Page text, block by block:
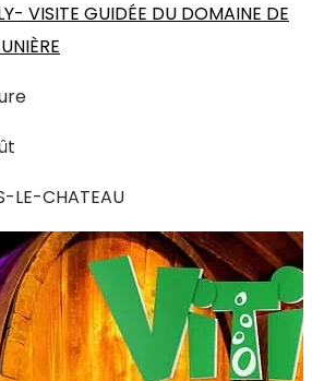
VISITE GUIDÉE DU DOMAINE DE
LE-CHATEAU